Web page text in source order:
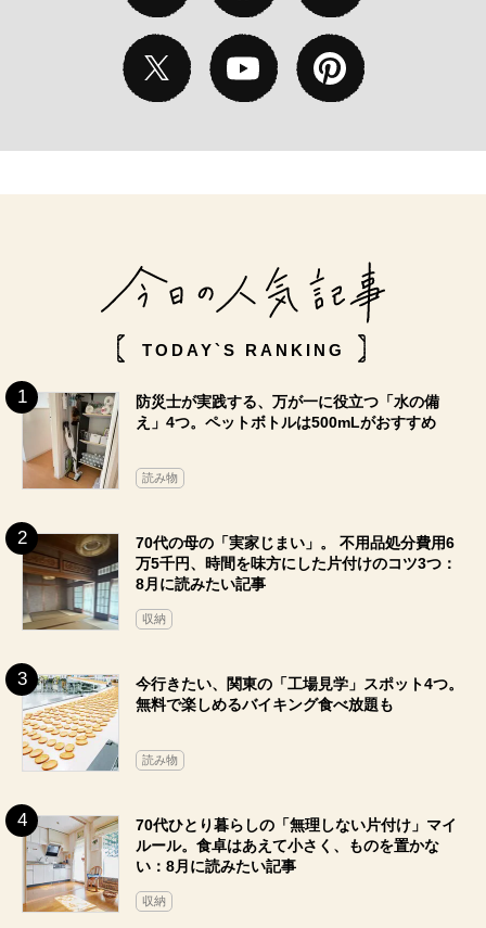
TODAY`S RANKING
防災士が実践する、万が一に役立つ「水の備
え」4つ。ペットボトルは500mLがおすすめ
読み物
70代の母の「実家じまい」。 不用品処分費用6
万5千円、時間を味方にした片付けのコツ3つ：
8月に読みたい記事
収納
今行きたい、関東の「工場見学」スポット4つ。
無料で楽しめるバイキング食べ放題も
読み物
70代ひとり暮らしの「無理しない片付け」マイ
ルール。食卓はあえて小さく、ものを置かな
い：8月に読みたい記事
収納